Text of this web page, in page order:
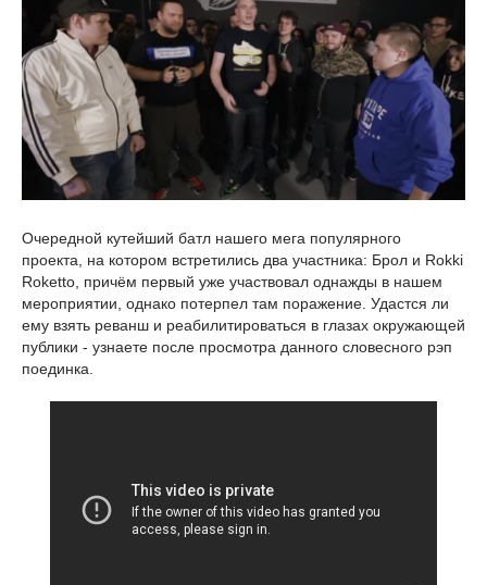
Очередной кутейший батл нашего мега популярного
проекта, на котором встретились два участника: Брол и Rokki
Roketto, причём первый уже участвовал однажды в нашем
мероприятии, однако потерпел там поражение. Удастся ли
ему взять реванш и реабилитироваться в глазах окружающей
публики - узнаете после просмотра данного словесного рэп
поединка.